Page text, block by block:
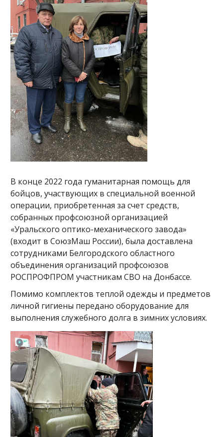
В конце 2022 года гуманитарная помощь для
бойцов, участвующих в специальной военной
операции, приобретенная за счет средств,
собранных профсоюзной организацией
«Уральского оптико-механического завода»
(входит в СоюзМаш России), была доставлена
сотрудниками Белгородского областного
объединения организаций профсоюзов
РОСПРОФПРОМ участникам СВО на Донбассе.
Помимо комплектов теплой одежды и предметов
личной гигиены передано оборудование для
выполнения служебного долга в зимних условиях.